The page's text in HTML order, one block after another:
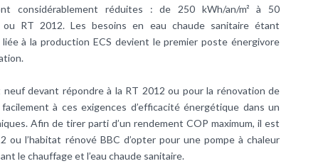
considérablement réduites : de 250 kWh/an/m² à 50
ou RT 2012. Les besoins en eau chaude sanitaireétant
à la production ECS devient le premier poste énergivore
neuf devant répondre à la RT 2012 ou pour la rénovation de
à ces exigences d’efficacité énergétique dans un
Afin de tirer parti d’un rendement COP maximum, il est
ou l’habitat rénové BBC d’opter pour une pompe à chaleur
le chauffage et l’eau chaude sanitaire.